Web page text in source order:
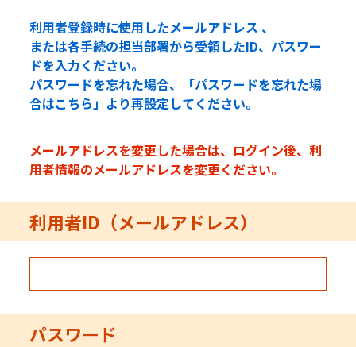
利用者登録時に使用したメールアドレス 、
または各手続の担当部署から受領したID、パスワー
ドを入力ください。
パスワードを忘れた場合、「パスワードを忘れた場
合はこちら」より再設定してください。
メールアドレスを変更した場合は、ログイン後、利
用者情報のメールアドレスを変更ください。
利用者ID（メールアドレス）
パスワード